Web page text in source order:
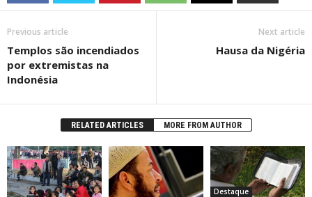
Previous article
Templos são incendiados
por extremistas na
Indonésia
Next article
Hausa da Nigéria
RELATED ARTICLES MORE FROM AUTHOR
Destaque